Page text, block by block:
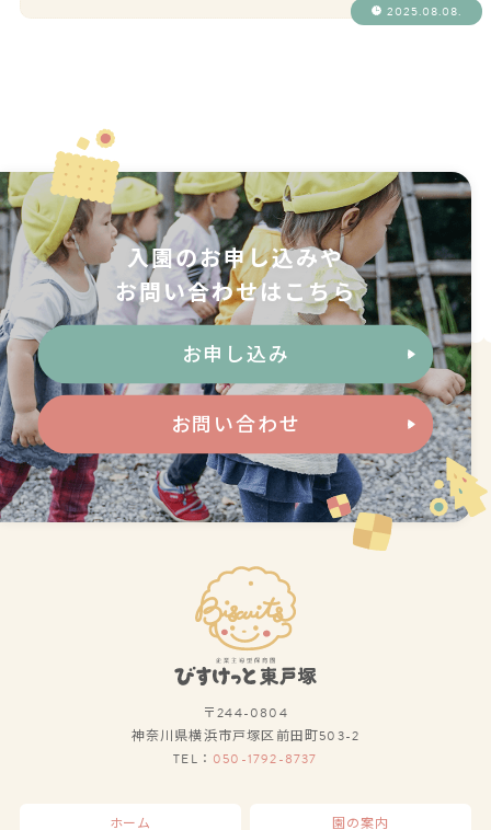
2025.08.08.
入園のお申し込みや
お問い合わせはこちら
お申し込み
お問い合わせ
〒244-0804
神奈川県横浜市戸塚区前田町503-2
TEL： 050-1792-8737
ホーム 園の案内